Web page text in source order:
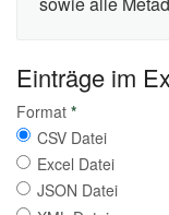
Einträge im
Format *
CSV Datei
Excel Datei
JSON Datei